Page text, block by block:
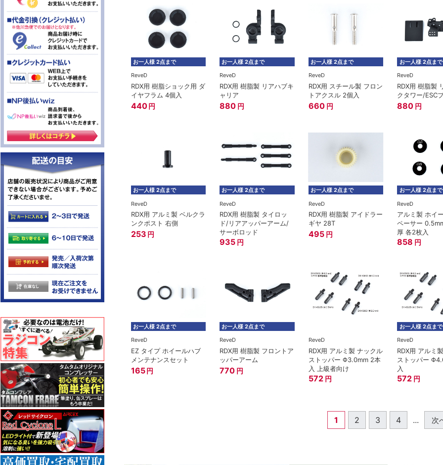
お一人様 2点まで
ReveD
RDX用 樹脂ショック用 ダ
イヤフラム 4個入
440 円
お一人様 2点まで
ReveD
RDX用 樹脂製 リアハブキ
ャリア
880 円
お一人様 2点まで
ReveD
RDX用 スチール製 フロン
トアクスル 2個入
660 円
お一人様 2点まで
ReveD
RDX用 樹脂製
クタワー/ESC
880 円
お一人様 2点まで
ReveD
RDX用 アルミ製 ベルクラ
ンクポスト 右側
253 円
お一人様 2点まで
ReveD
RDX用 樹脂製 タイロッ
ド/リアアッパーアーム/
サーボロッド
935 円
お一人様 2点まで
ReveD
RDX用 樹脂製 アイドラー
ギヤ 28T
495 円
お一人様 2点まで
ReveD
アルミ製 ホイ
ペーサー
厚 各2枚入
858 円
お一人様 2点まで
ReveD
EZ タイプ ホイールハブ
メンテナンスセット
165 円
お一人様 2点まで
ReveD
RDX用 樹脂製 フロントア
ッパーアーム
770 円
ReveD
RDX用 アルミ製 ナックル
ストッパー Φ3.0mm 2本
入 上級者向け
572 円
お一人様 2点まで
ReveD
RDX用 アルミ
ストッパー
入
572 円
1 2 3 4 ... 次